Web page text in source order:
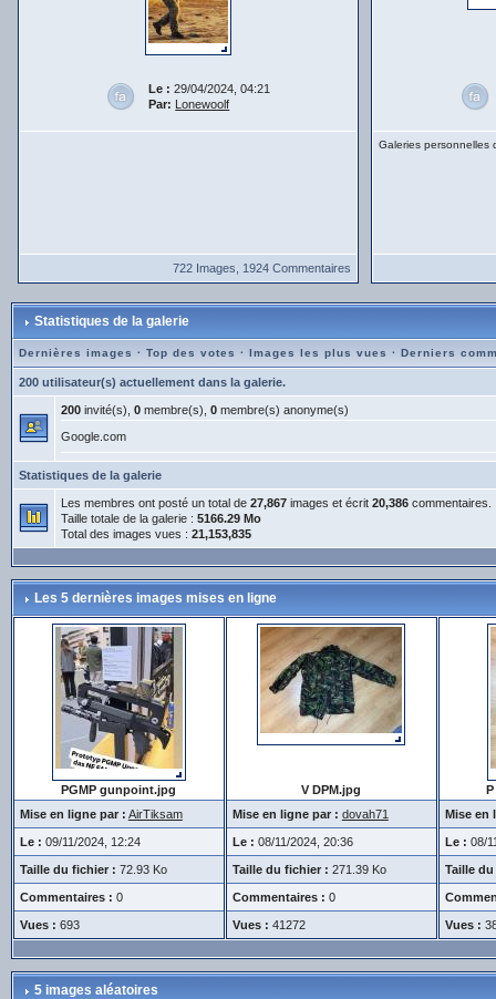
Le : 29/04/2024, 04:21
Par: Lonewoolf
722 Images, 1924 Commentaires
Galeries personnelles
Statistiques de la galerie
Dernières images · Top des votes · Images les plus vues · Derniers
200 utilisateur(s) actuellement dans la galerie.
200invité(s), 0membre(s), 0membre(s) anonyme(s)
Google.com
Statistiques de la galerie
Les membres ont posté un total de 27,867images et écrit 20,386commentaires.
Taille totale de la galerie : 5166.29 Mo
Total des images vues : 21,153,835
Les 5 dernières images mises en ligne
PGMP gunpoint.jpg
Mise en ligne par : AirTiksam
Le : 09/11/2024, 12:24
Taille du fichier : 72.93 Ko
Commentaires : 0
Vues : 693
V DPM.jpg
Mise en ligne par : dovah71
Le : 08/11/2024, 20:36
Taille du fichier : 271.39 Ko
Commentaires : 0
Vues : 41272
Mise en
Le : 08/
Taille
Vues :
5 images aléatoires